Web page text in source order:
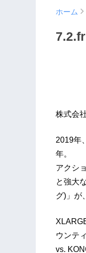
ホーム
株式会
2019年
年。
アクシ
と強大
グ)」が
ウンテ
vs.